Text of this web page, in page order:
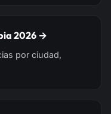
2026 →
por ciudad,